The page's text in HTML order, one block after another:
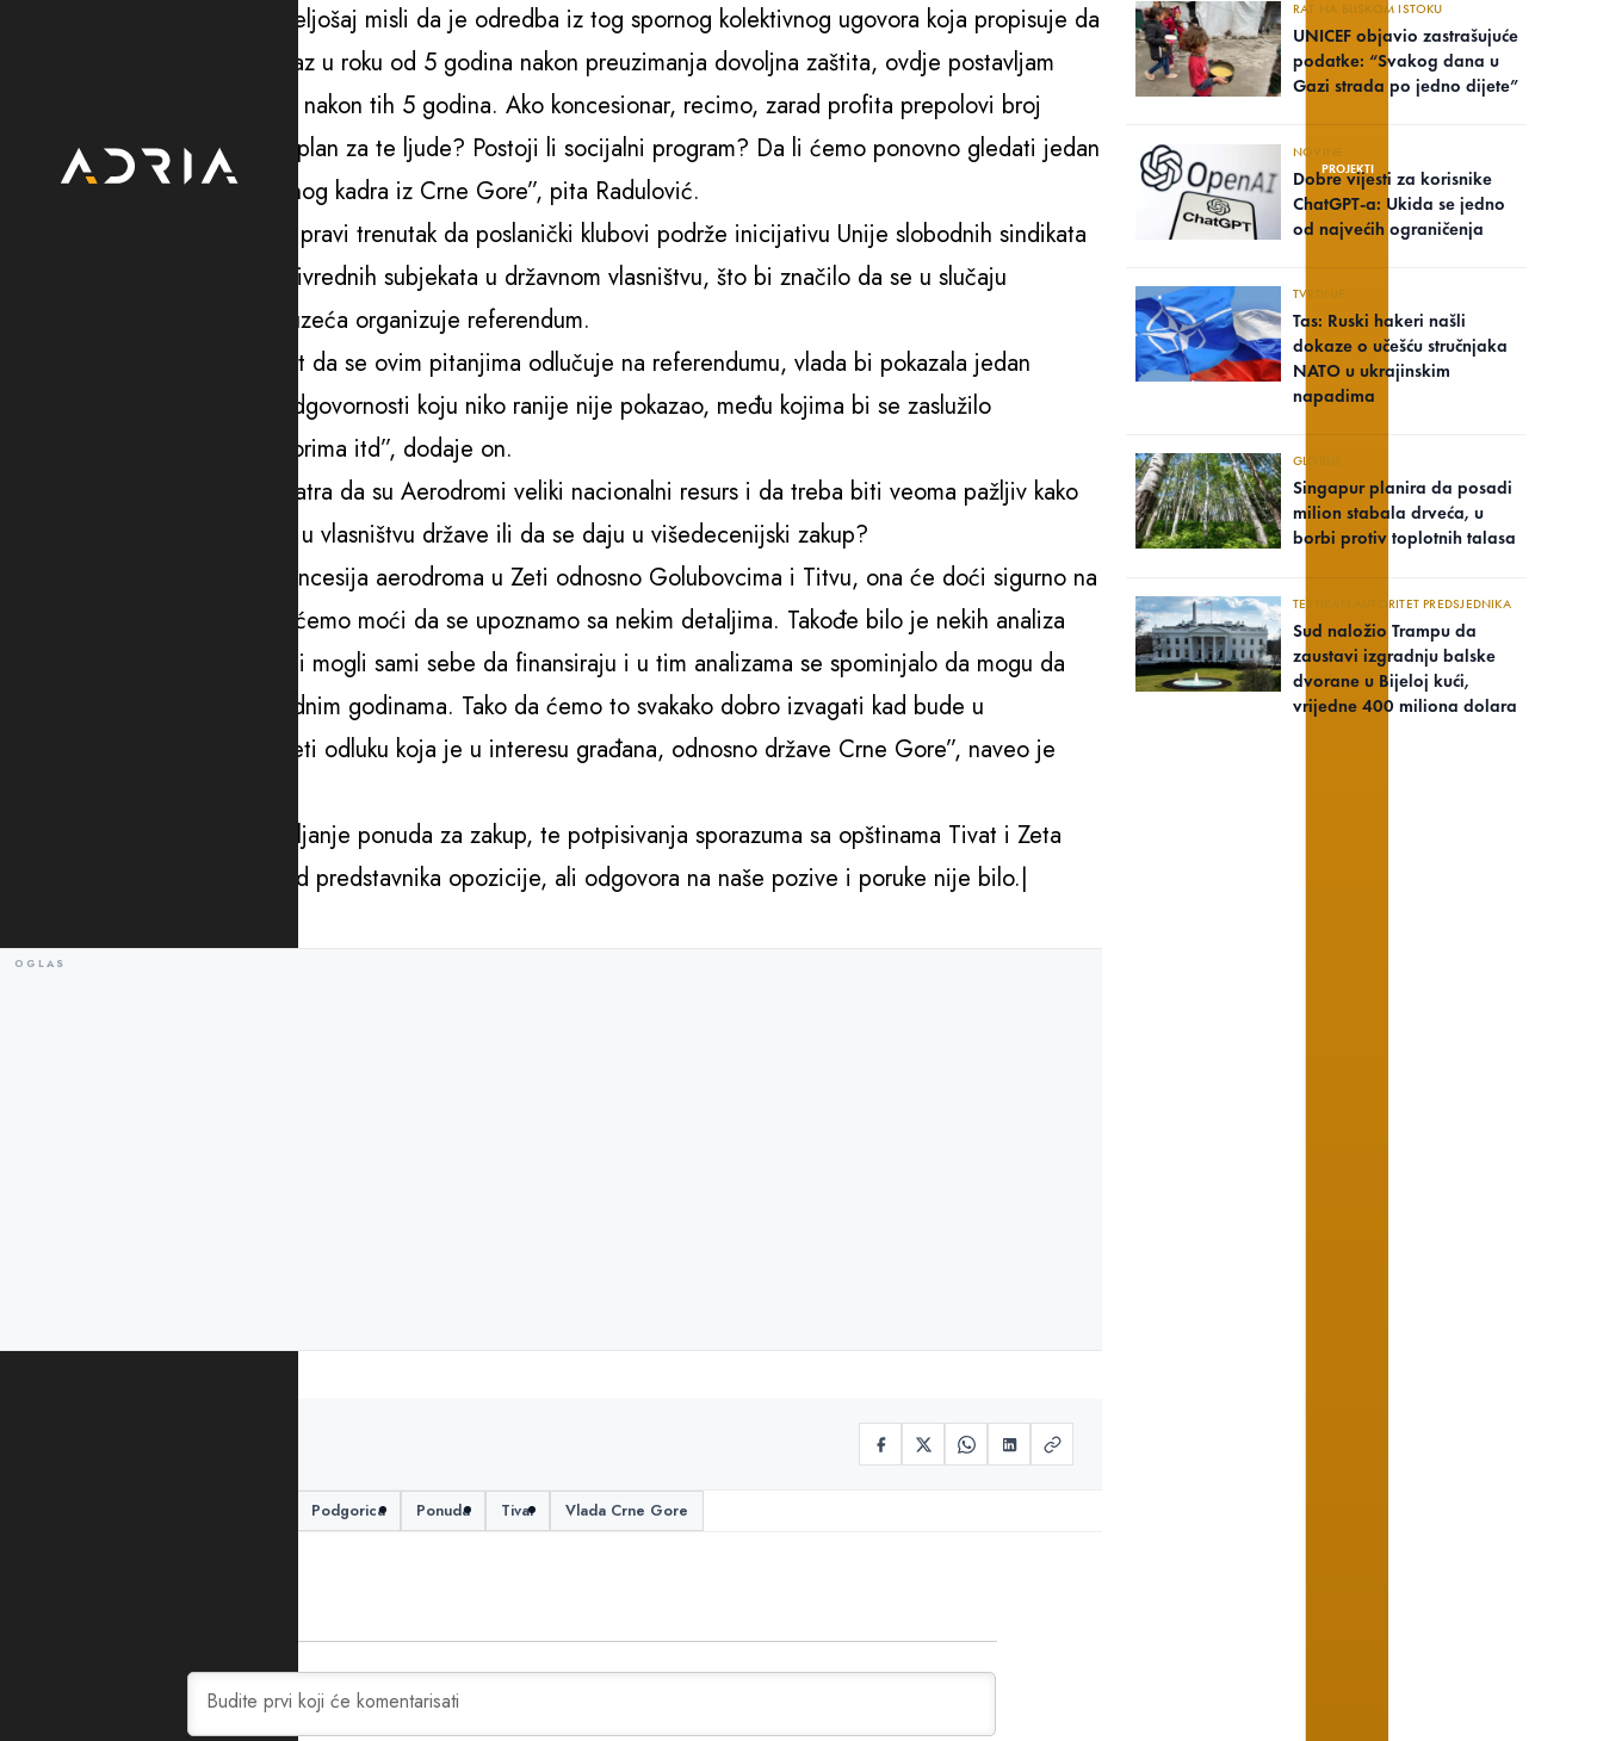
PROJEKTI
ugovor. Sad, ako gospodin Đeljošaj misli da je odredba iz tog spornog kolektivnog ugovora koja propisuje da
zaposleni ne mogu dobiti otkaz u roku od 5 godina nakon preuzimanja dovoljna zaštita, ovdje postavljam
jasno pitanje – što se dešava nakon tih 5 godina. Ako koncesionar, recimo, zarad profita prepolovi broj
zaposlenih. Da li postoji neki plan za te ljude? Postoji li socijalni program? Da li ćemo ponovno gledati jedan
odliv stručnog, visokoškolovanog kadra iz Crne Gore”, pita Radulović.
Stava je naš sagovornik da je pravi trenutak da poslanički klubovi podrže inicijativu Unije slobodnih sindikata
da se usvoji zakon o zaštiti privrednih subjekata u državnom vlasništvu, što bi značilo da se u slučaju
koncesije ili prodaje tih preduzeća organizuje referendum.
“A ukoliko bi izrazili spremnost da se ovim pitanjima odlučuje na referendumu, vlada bi pokazala jedan
nevjerovatan iskorak i dozu odgovornosti koju niko ranije nije pokazao, među kojima bi se zaslužilo
povjerenje i na sljedećim izborima itd”, dodaje on.
Bogdan Božović iz SNP-a smatra da su Aerodromi veliki nacionalni resurs i da treba biti veoma pažljiv kako
odlučiti dalje. Da li da ostanu u vlasništvu države ili da se daju u višedecenijski zakup?
“Što se tiče samog pitanja koncesija aerodroma u Zeti odnosno Golubovcima i Titvu, ona će doći sigurno na
dnevni red Crne Gore i tada ćemo moći da se upoznamo sa nekim detaljima. Takođe bilo je nekih analiza
koje pokazuju da bi aerodromi mogli sami sebe da finansiraju i u tim analizama se spominjalo da mogu da
ostvaruju značaj profit u narednim godinama. Tako da ćemo to svakako dobro izvagati kad bude u
skupštinskoj proceduri i donijeti odluku koja je u interesu građana, odnosno države Crne Gore”, naveo je
Komentar uoči roka za dostavljanje ponuda za zakup, te potpisivanja sporazuma sa opštinama Tivat i Zeta
pokušali smo da dobijemo i od predstavnika opozicije, ali odgovora na naše pozive i poruke nije bilo.|
Podgorica Ponuda Tivat Vlada Crne Gore
RAT NA BLISKOM ISTOKU
UNICEF objavio zastrašujuće
podatke: “Svakog dana u
Gazi strada po jedno dijete”
NOVINE
Dobre vijesti za korisnike
ChatGPT-a: Ukida se jedno
od najvećih ograničenja
TVRDNJE
Tas: Ruski hakeri našli
dokaze o učešću stručnjaka
NATO u ukrajinskim
napadima
GLOBUS
Singapur planira da posadi
milion stabala drveća, u
borbi protiv toplotnih talasa
TESTIRAN AUTORITET PREDSJEDNIKA
Sud naložio Trampu da
zaustavi izgradnju balske
dvorane u Bijeloj kući,
vrijedne 400 miliona dolara